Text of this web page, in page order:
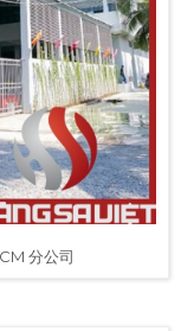
分公司